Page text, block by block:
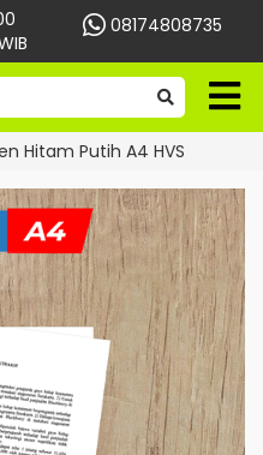
08174808735
Hitam Putih A4 HVS